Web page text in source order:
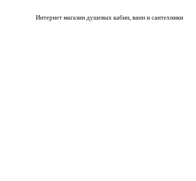
Интернет магазин душевых кабин, ванн и сантехники